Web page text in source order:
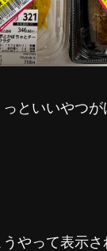
といいやつ
やって表示さ